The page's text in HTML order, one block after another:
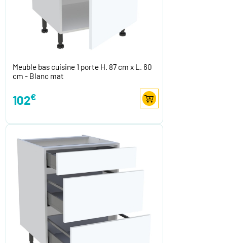
Meuble bas cuisine 1 porte H. 87 cm x L. 60
cm - Blanc mat
102€